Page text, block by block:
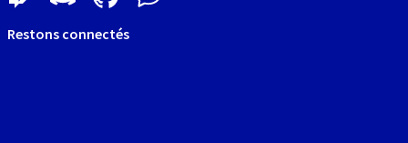
Restons connectés